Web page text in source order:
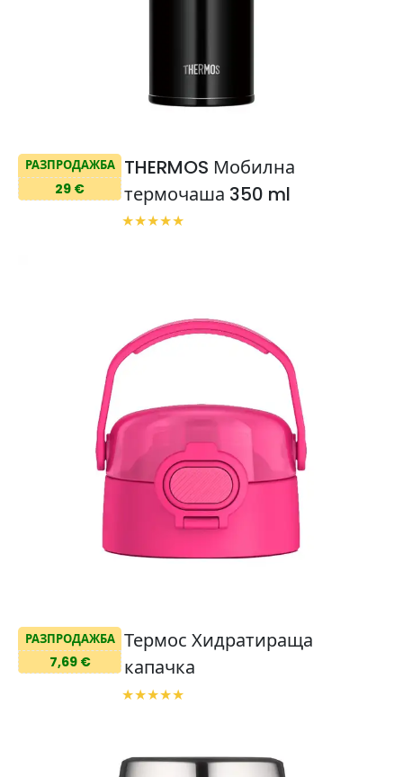
РАЗПРОДАЖБА
29 €
THERMOS Мобилна
термочаша 350 ml
РАЗПРОДАЖБА
7,69 €
Термос Хидратираща
капачка